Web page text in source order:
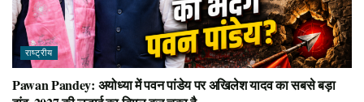
राष्ट्रीय
Pawan Pandey: अयोध्या में पवन पांडेय पर अखिलेश यादव का सबसे बड़ा